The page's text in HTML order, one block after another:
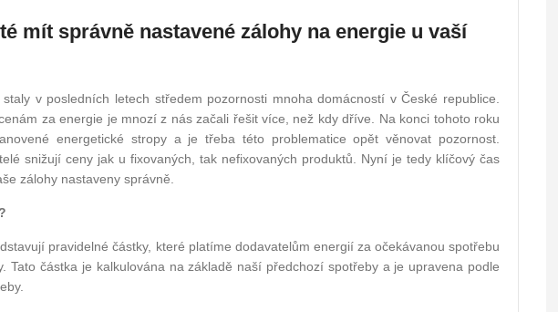
mít správně nastavené zálohy na energie u vaší
v posledních letech středem pozornosti mnoha domácností v České republice.
za energie je mnozí z nás začali řešit více, než kdy dříve. Na konci tohoto roku
energetické stropy a je třeba této problematice opět věnovat pozornost.
snižují ceny jak u fixovaných, tak nefixovaných produktů. Nyní je tedy klíčový čas
zálohy nastaveny správně.
pravidelné částky, které platíme dodavatelům energií za očekávanou spotřebu
Tato částka je kalkulována na základě naší předchozí spotřeby a je upravena podle